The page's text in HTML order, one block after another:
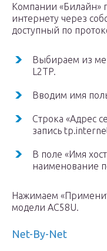
Компании «Билайн»
интернету через
доступный по
Выбираем из
L2TP.
Вводим имя
Строка «Адрес
запись
В поле «Имя
наименование
Нажимаем
модели AC58U.
Net-By-Net